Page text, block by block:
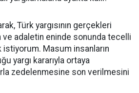
Türk yargısının gerçekleri
ve adaletin eninde sonunda tecelli
Masum insanların
yargı kararıyla ortaya
zedelenmesine son verilmesini